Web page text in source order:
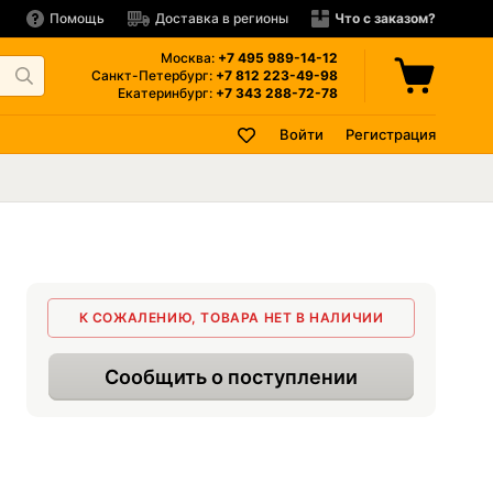
Помощь Доставка в регионы Что с заказом?
Москва: +7 495 989-14-12
Санкт-Петербург: +7 812 223-49-98
Екатеринбург: +7 343 288-72-78
Войти Регистрация
К СОЖАЛЕНИЮ, ТОВАРА НЕТ В НАЛИЧИИ
Сообщить о поступлении